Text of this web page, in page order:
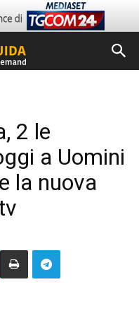
2 le
a Uomini
la nuova